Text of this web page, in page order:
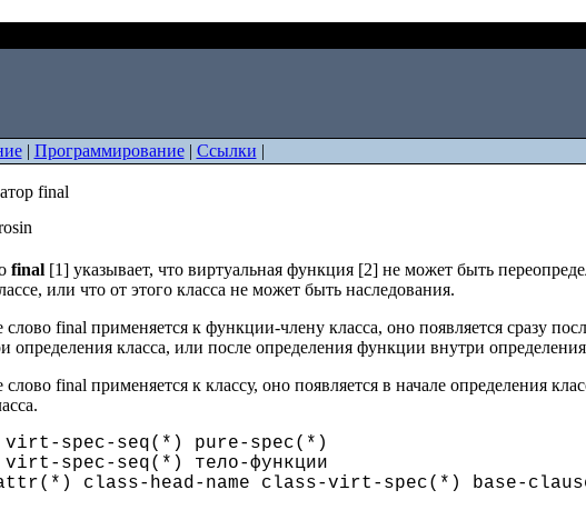
| Программирование| Ссылки |
final
final[1] указывает, что виртуальная функция [2] не может быть
или что от этого класса не может быть наследования.
final применяется к функции-члену класса, оно появляется сразу
определения класса, или после определения функции внутри определения
final применяется к классу, оно появляется в начале определения
virt-spec-seq(*) pure-
virt-spec-seq(*) тело-
class-head-name class-virt-spec(*) base-